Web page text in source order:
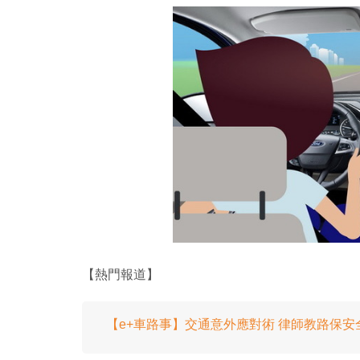
【熱門報道】
【e+車路事】交通意外應對術 律師教路保安